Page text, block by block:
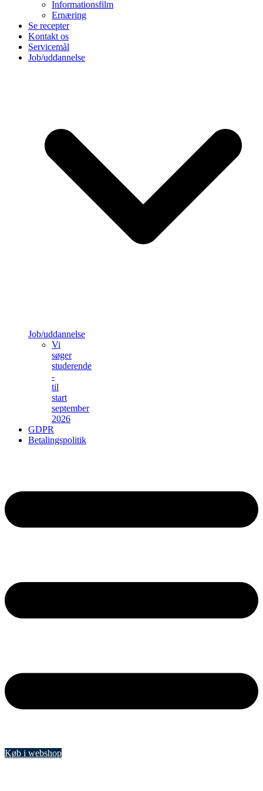
Informationsfilm
Ernæring
Se recepter
Kontakt os
Servicemål
Job/uddannelse
Job/uddannelse
Vi
søger
studerende
-
til
start
september
2026
GDPR
Betalingspolitik
Køb i webshop